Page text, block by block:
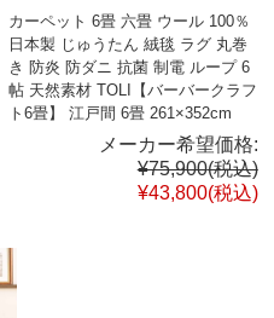
カーペット 6畳 六畳 ウール 100％
日本製 じゅうたん 絨毯 ラグ 丸巻
き 防炎 防ダニ 抗菌 制電 ループ 6
帖 天然素材 TOLI【バーバークラフ
ト6畳】 江戸間 6畳 261×352cm
メーカー希望価格:
¥75,900(税込)
¥43,800(税込)